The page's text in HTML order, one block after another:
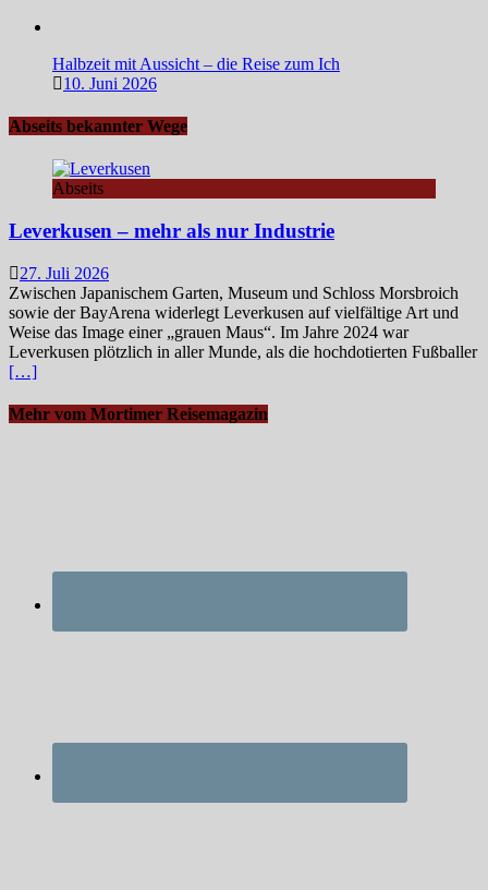
Halbzeit mit Aussicht – die Reise zum Ich
10. Juni 2026
Abseits bekannter Wege
Abseits
Leverkusen – mehr als nur Industrie
27. Juli 2026
Zwischen Japanischem Garten, Museum und Schloss Morsbroich
sowie der BayArena widerlegt Leverkusen auf vielfältige Art und
Weise das Image einer „grauen Maus“. Im Jahre 2024 war
Leverkusen plötzlich in aller Munde, als die hochdotierten Fußballer
[…]
Mehr vom Mortimer Reisemagazin